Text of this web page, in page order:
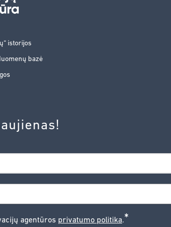
istorijos
bazė
agentūros privatumo politika.*